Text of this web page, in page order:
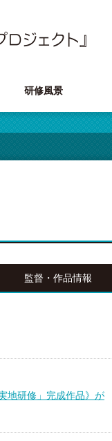
研修風景
監督・作品情報
地研修」完成作品》が